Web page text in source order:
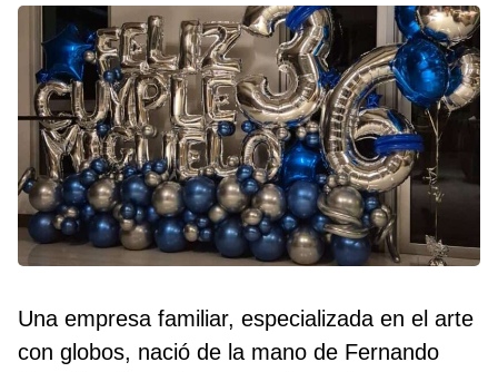
Una empresa familiar, especializada en el arte
con globos, nació de la mano de Fernando